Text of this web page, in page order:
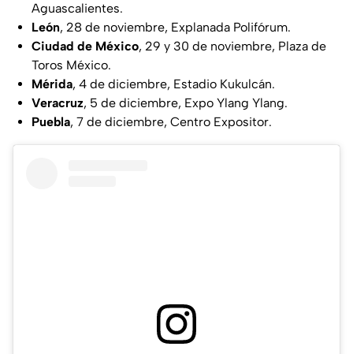
Aguascalientes.
León, 28 de noviembre, Explanada Polifórum.
Ciudad de México, 29 y 30 de noviembre, Plaza de
Toros México.
Mérida, 4 de diciembre, Estadio Kukulcán.
Veracruz, 5 de diciembre, Expo Ylang Ylang.
Puebla, 7 de diciembre, Centro Expositor.